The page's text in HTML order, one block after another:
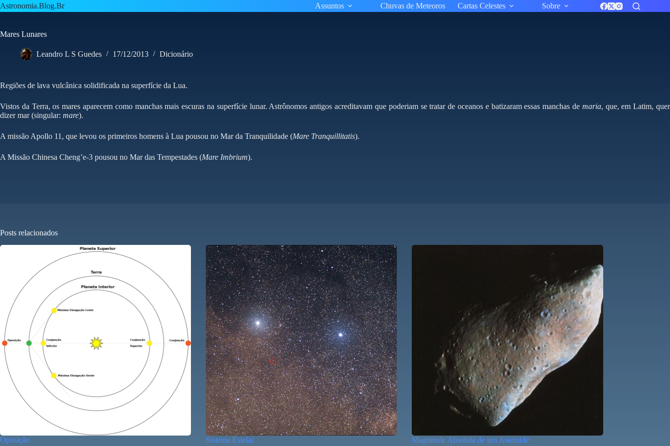
Pular
para
conteúdo
Astronomia.Blog.Br Assuntos Chuvas de Meteoros Cartas Celestes Sobre
Mares Lunares
Leandro L S Guedes 17/12/2013 Dicionário
Regiões de lava vulcânica solidificada na superfície da Lua.
Vistos da Terra, os mares aparecem como manchas mais escuras na superfície lunar. Astrônomos antigos acreditavam que poderiam se tratar de oceanos e batizaram essas manchas de maria, que, em Latim, quer
dizer mar (singular: mare).
A missão Apollo 11, que levou os primeiros homens à Lua pousou no Mar da Tranquilidade (Mare Tranquillitatis).
A Missão Chinesa Cheng’e-3 pousou no Mar das Tempestades (Mare Imbrium).
Posts relacionados
Oposição Sistema Estelar Magnitude Absoluta de um Asteroide